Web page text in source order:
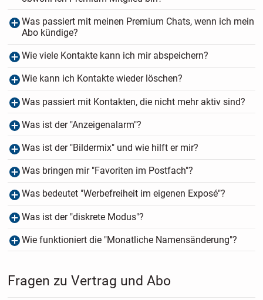
Was passiert mit meinen Premium Chats, wenn ich mein
Abo kündige?
Wie viele Kontakte kann ich mir abspeichern?
Wie kann ich Kontakte wieder löschen?
Was passiert mit Kontakten, die nicht mehr aktiv sind?
Was ist der "Anzeigenalarm"?
Was ist der "Bildermix" und wie hilft er mir?
Was bringen mir "Favoriten im Postfach"?
Was bedeutet "Werbefreiheit im eigenen Exposé"?
Was ist der "diskrete Modus"?
Wie funktioniert die "Monatliche Namensänderung"?
Fragen zu Vertrag und Abo